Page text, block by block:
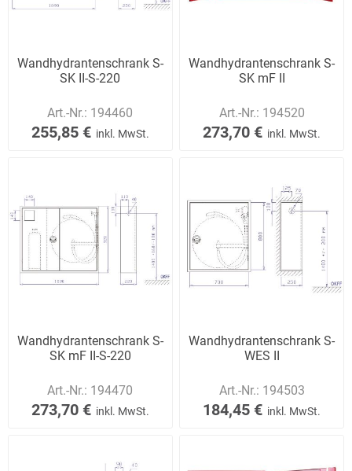
Wandhydrantenschrank S-
SK II-S-220
Art.-Nr.: 194460
255,85 € inkl. MwSt.
Wandhydrantenschrank S-
SK mF II
Art.-Nr.: 194520
273,70 € inkl. MwSt.
Wandhydrantenschrank S-
SK mF II-S-220
Art.-Nr.: 194470
273,70 € inkl. MwSt.
Wandhydrantenschrank S-
WES II
Art.-Nr.: 194503
184,45 € inkl. MwSt.